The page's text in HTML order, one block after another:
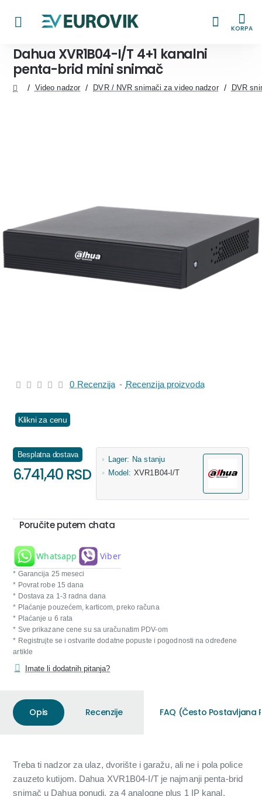
KORPA
Dahua XVR1B04-I/T 4+1 kanalni
penta-brid mini snimač
Video nadzor DVR / NVR snimači za video nadzor DVR
Klikni za cenu
0 Recenzija - Recenzija proizvoda
Besplatna dostava
6.741,40 RSD
Lager: Na stanju
Model: XVR1B04-I/T
Poručite putem chata
Whatsapp Viber
* Garancija 25 meseci
* Povrat robe 15 dana
* Dostava za 1-3 radna dana
* Plaćanje pouzećem, karticom, preko računa
* Plaćanje u 6 rata
* Sve prikazane cene su sa uračunatim PDV-om
* Registrujte se i ostvarite dodatne popuste i pogodnosti na određene
artikle
Imate li dodatnih pitanja?
Opis Recenzije FAQ (Često Postavljana
Treba ti nadzor za ulaz, dvorište i garažu, ali ne i pola police
zauzeto kutijom. Dahua XVR1B04-I/T je najmanji penta-brid
snimač u Dahua ponudi, za 4 analogne plus 1 IP kanal.